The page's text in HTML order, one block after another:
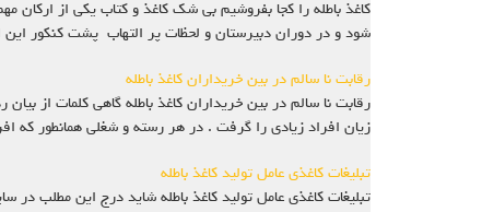
کاغذ باطله را کجا بفروشیم بی شک کاغذ و کتاب یکی از
شود و در دوران دبیرستان و لحظات پر التهاب پشت کنکور
رقابت نا سالم در بین خریداران کاغذ باطله
رقابت نا سالم در بین خریداران کاغذ باطله گاهی کلمات از
زیان افراد زیادی را گرفت . در هر رسته و شغلی همانطور که
تبلیغات کاغذی عامل تولید کاغذ باطله